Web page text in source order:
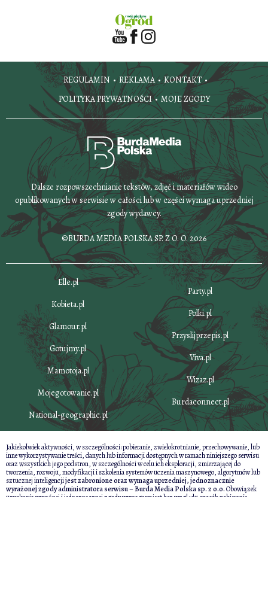
REGULAMIN REKLAMA
KONTAKT
POLITYKA PRYWATNOŚCI
MOJE ZGODY
Dalsze rozpowszechnianie tekstów, zdjęć i materiałów wideo
opublikowanych w serwisie w całości lub w części wymaga uprzedniej
zgody wydawcy.
©BURDA MEDIA POLSKA SP. Z O. O. 2026
Elle.pl
Kobieta.pl
Glamour.pl
Gotujmy.pl
Mamotoja.pl
Mojegotowanie.pl
National-geographic.pl
Party.pl
Polki.pl
Przyslijprzepis.pl
Viva.pl
Wizaz.pl
Burdaconnect.pl
Jakiekolwiek aktywności, w szczególności: pobieranie, zwielokrotnianie, przechowywanie, lub
inne wykorzystywanie treści, danych lub informacji dostępnych w ramach niniejszego serwisu
oraz wszystkich jego podstron, w szczególności w celu ich eksploracji, zmierzającej do
tworzenia, rozwoju, modyfikacji i szkolenia systemów uczenia maszynowego, algorytmów lub
sztucznej inteligencjijest zabronione oraz wymaga uprzedniej, jednoznacznie
wyrażonej zgody administratora serwisu – Burda Media Polska sp. z o.o.Obowiązek
uzyskania wyraźnej i jednoznacznej zgody wymagany jest bez względu sposób pobierania,